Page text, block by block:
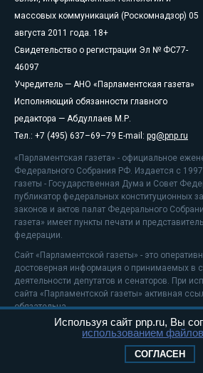
массовых коммуникаций (Роскомнадзор) 05
августа 2011 года. 18+
Свидетельство о регистрации Эл № ФС77-
46097
Учредитель — АНО «Парламентская газета»
Исполняющий обязанности главного
редактора — Абдуллаев М.Р.
Тел.: +7 (495) 637–69–79 E-mail: pg@pnp.ru
«Парламентская газета» - официальное
Федерального Собрания РФ. Издается с
газеты - Государственная Дума и Совет
публикатор федеральных конституционных
законов и актов палат Федерального
газета» имеет пункты печати и
федерации.
Сайт «Парламентской газеты» - это
достоверная информация о принимаемых в
деятельности депутатов и сенаторов. При
сайта «Парламентской газеты» активная
обязательна.
На информационном ресурсе применяются
Положение о защите персональных данных
Используя сайт pnp.ru, Вы
использованием
СОГЛАСЕН